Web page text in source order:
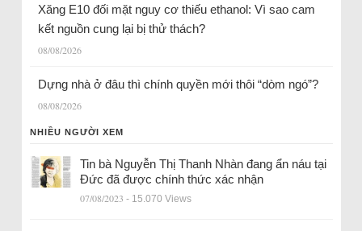
Xăng E10 đối mặt nguy cơ thiếu ethanol: Vì sao cam
kết nguồn cung lại bị thử thách?
08/08/2026
Dựng nhà ở đâu thì chính quyền mới thôi “dòm ngó”?
08/08/2026
NHIỀU NGƯỜI XEM
Tin bà Nguyễn Thị Thanh Nhàn đang ẩn náu tại
Đức đã được chính thức xác nhận
07/08/2023 - 15.070 Views